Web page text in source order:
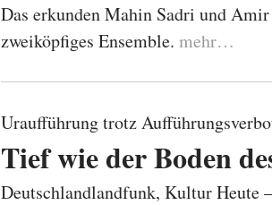
Das erkunden Mahin Sadri und
zweiköpfiges Ensemble. mehr…
Uraufführung trotz
Tief wie der Boden
Deutschlandlandfunk, Kultur Heute